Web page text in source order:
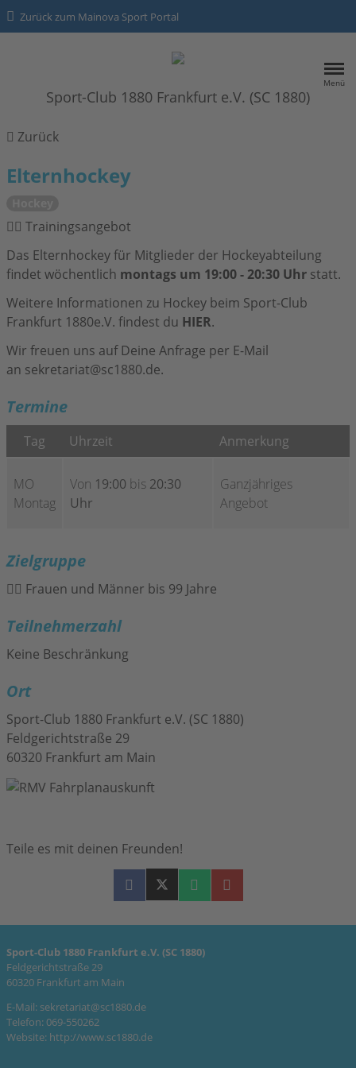
Zurück zum Mainova Sport Portal
Menü
Sport-Club 1880 Frankfurt e.V. (SC 1880)
HOME
SPORTANGEBOTE
Kontakt
Datenschutz
Impressum
Zurück
Elternhockey
Trainingsangebot
Das Elternhockey für Mitglieder der Hockeyabteilung
findet wöchentlich montags um 19:00 - 20:30 Uhr statt.
Weitere Informationen zu Hockey beim Sport-Club
Frankfurt 1880e.V. findest du HIER.
Wir freuen uns auf Deine Anfrage per E-Mail
an sekretariat@sc1880.de.
Termine
Tag Uhrzeit Anmerkung
MO
Montag
Von 19:00 bis 20:30
Uhr
Ganzjähriges
Angebot
Zielgruppe
Frauen und Männer bis 99 Jahre
Teilnehmerzahl
Keine Beschränkung
Ort
Sport-Club 1880 Frankfurt e.V. (SC 1880)
Feldgerichtstraße 29
60320 Frankfurt am Main
Teile es mit deinen Freunden!
Sport-Club 1880 Frankfurt e.V. (SC 1880)
Feldgerichtstraße 29
60320 Frankfurt am Main
E-Mail: sekretariat@sc1880.de
Telefon: 069-550262
Website: http://www.sc1880.de